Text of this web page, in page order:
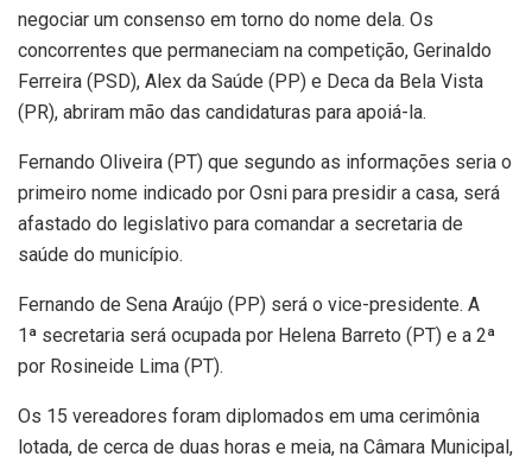
negociar um consenso em torno do nome dela. Os
concorrentes que permaneciam na competição, Gerinaldo
Ferreira (PSD), Alex da Saúde (PP) e Deca da Bela Vista
(PR), abriram mão das candidaturas para apoiá-la.
Fernando Oliveira (PT) que segundo as informações seria o
primeiro nome indicado por Osni para presidir a casa, será
afastado do legislativo para comandar a secretaria de
saúde do município.
Fernando de Sena Araújo (PP) será o vice-presidente. A
1ª secretaria será ocupada por Helena Barreto (PT) e a 2ª
por Rosineide Lima (PT).
Os 15 vereadores foram diplomados em uma cerimônia
lotada, de cerca de duas horas e meia, na Câmara Municipal,